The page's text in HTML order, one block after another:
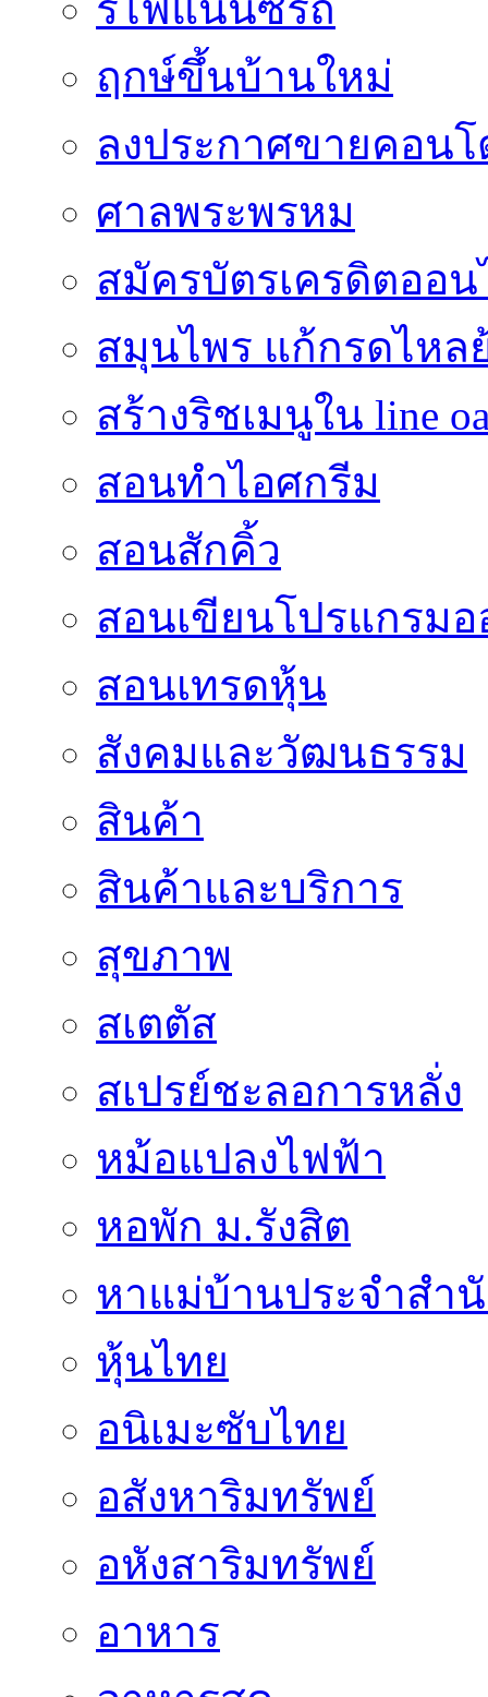
ฤกษ์ขึ้นบ้านใหม่
ลงประกาศขายคอน
ศาลพระพรหม
สมัครบัตรเครดิตออ
สมุนไพร แก้กรดไหล
สร้างริชเมนูใน line
สอนทำไอศกรีม
สอนสักคิ้ว
สอนเขียนโปรแกรม
สอนเทรดหุ้น
สังคมและวัฒนธรรม
สินค้า
สินค้าและบริการ
สุขภาพ
สเตตัส
สเปรย์ชะลอการหลั่ง
หม้อแปลงไฟฟ้า
หอพัก ม.รังสิต
หาแม่บ้านประจำสำ
หุ้นไทย
อนิเมะซับไทย
อสังหาริมทรัพย์
อหังสาริมทรัพย์
อาหาร